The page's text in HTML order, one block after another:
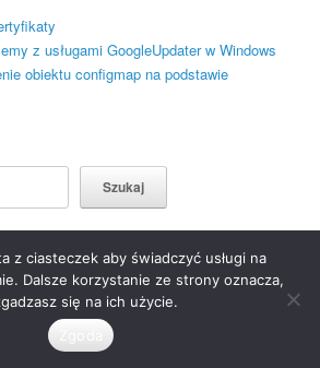
z usługami GoogleUpdater w Windows
obiektu configmap na podstawie
Szukaj
tel. +48 502 770 542
bySiteOrigin
z ciasteczek aby świadczyć usługi na
Dalsze korzystanie ze strony oznacza,
się na ich użycie.